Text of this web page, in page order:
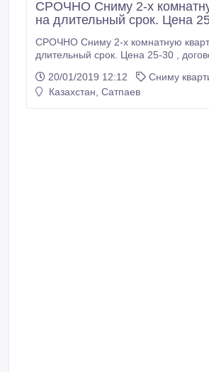
СРОЧНО Сниму 2-х
на длительный срок. Цена
СРОЧНО Сниму 2-х комнатную
длительный срок.
20/01/2019 12:12
Сниму
Казахстан, Сатпаев